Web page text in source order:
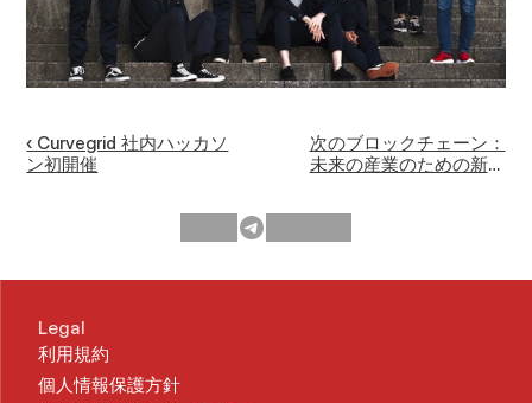
‹ Curvegrid 社内ハッカソ
ン初開催
次のブロックチェーン：
未来の産業のための新し
Legal
利用規約
個人情報保護方針